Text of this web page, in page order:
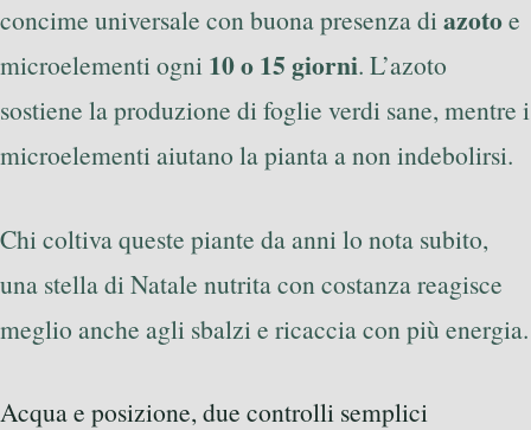
concime universale con buona presenza diazotoe
microelementi ogni 10 o 15 giorni. L’azoto
sostiene la produzione di foglie verdi sane, mentre i
microelementi aiutano la pianta a non indebolirsi.
Chi coltiva queste piante da anni lo nota subito,
una stella di Natale nutrita con costanza reagisce
meglio anche agli sbalzi e ricaccia con più energia.
Acqua e posizione, due controlli semplici